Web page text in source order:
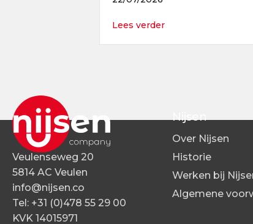
Lees verderabout Junior
Veulenseweg 20
5814 AC Veulen
info@nijsen.co
Tel: +31 (0)478 55 29 00
KVK 14015971
Nijsen
Over Nijsen
Historie
Werken bij
Algemene